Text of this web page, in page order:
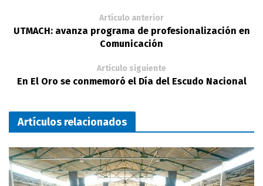
Artículo anterior
UTMACH: avanza programa de profesionalización en
Comunicación
Artículo siguiente
En El Oro se conmemoró el Día del Escudo Nacional
Artículos relacionados